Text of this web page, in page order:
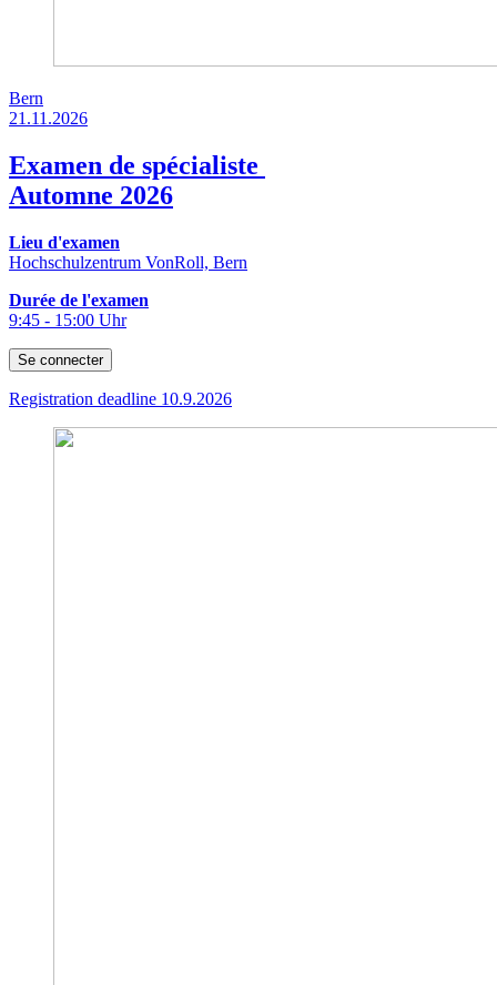
Bern
21.11.2026
Examen de spécialiste
Automne 2026
Lieu d'examen
Hochschulzentrum VonRoll, Bern
Durée de l'examen
9:45 - 15:00 Uhr
Se connecter
Registration deadline 10.9.2026